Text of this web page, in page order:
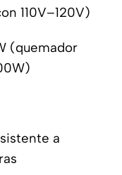
110V–120V)
(quemador
a